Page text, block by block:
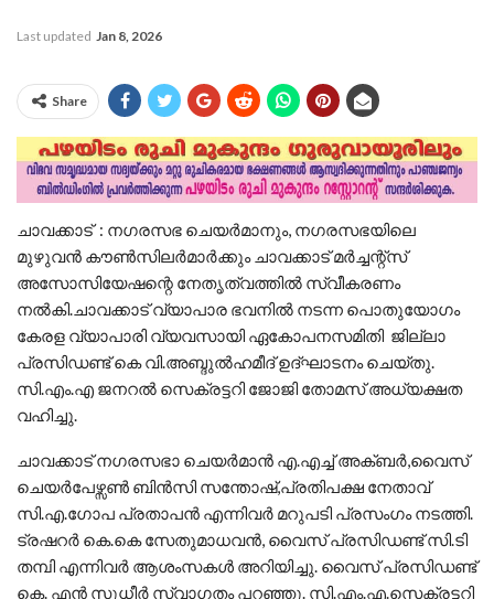
Last updated Jan 8, 2026
Share
ചാവക്കാട് : നഗരസഭ ചെയർമാനും, നഗരസഭയിലെ
മുഴുവൻ കൗൺസിലർമാർക്കും ചാവക്കാട് മർച്ചന്റ്സ്
അസോസിയേഷന്റെ നേതൃത്വത്തിൽ സ്വീകരണം
നൽകി.ചാവക്കാട് വ്യാപാര ഭവനിൽ നടന്ന പൊതുയോഗം
കേരള വ്യാപാരി വ്യവസായി ഏകോപനസമിതി ജില്ലാ
പ്രസിഡണ്ട് കെ വി.അബ്ദുൽഹമീദ് ഉദ്ഘാടനം ചെയ്തു.
സി.എം.എ ജനറൽ സെക്രട്ടറി ജോജി തോമസ് അധ്യക്ഷത
വഹിച്ചു.
ചാവക്കാട് നഗരസഭാ ചെയർമാൻ എ.എച്ച് അക്ബർ,വൈസ്
ചെയർപേഴ്സൺ ബിൻസി സന്തോഷ്,പ്രതിപക്ഷ നേതാവ്
സി.എ.ഗോപ പ്രതാപൻ എന്നിവർ മറുപടി പ്രസംഗം നടത്തി.
ട്രഷറർ കെ.കെ സേതുമാധവൻ, വൈസ് പ്രസിഡണ്ട് സി.ടി
തമ്പി എന്നിവർ ആശംസകൾ അറിയിച്ചു. വൈസ് പ്രസിഡണ്ട്
കെ. എൻ സുധീർ സ്വാഗതം പറഞ്ഞു. സി.എം.എ.സെക്രട്ടറി